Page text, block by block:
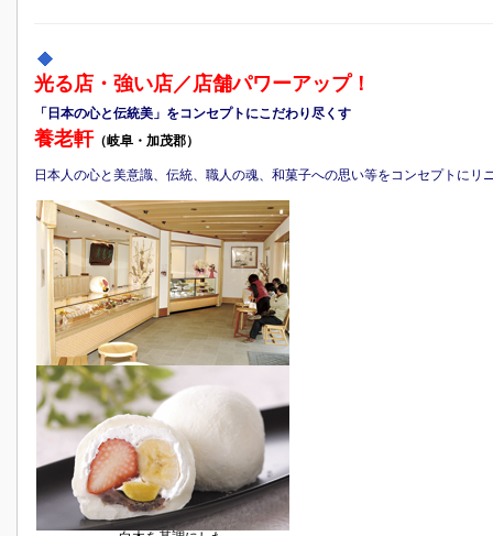
光る店・強い店／店舗パワーアップ！
「日本の心と伝統美」をコンセプトにこだわり尽くす
養老軒（岐阜・加茂郡）
日本人の心と美意識、伝統、職人の魂、和菓子への思い等をコンセプトにリ